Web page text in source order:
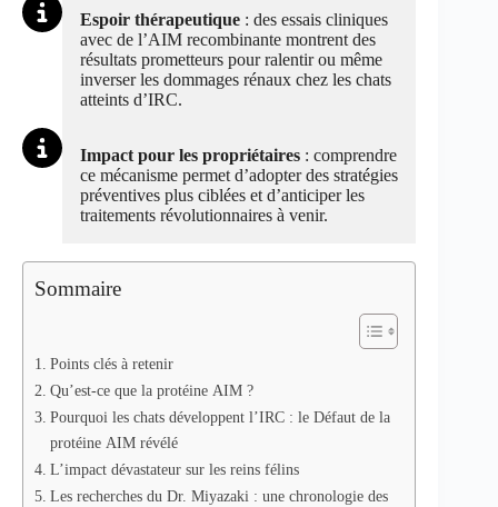
Espoir thérapeutique : des essais cliniques
avec de l’AIM recombinante montrent des
résultats prometteurs pour ralentir ou même
inverser les dommages rénaux chez les chats
atteints d’IRC.
Impact pour les propriétaires : comprendre
ce mécanisme permet d’adopter des stratégies
préventives plus ciblées et d’anticiper les
traitements révolutionnaires à venir.
Sommaire
Points clés à retenir
Qu’est-ce que la protéine AIM ?
Pourquoi les chats développent l’IRC : le Défaut de la
protéine AIM révélé
L’impact dévastateur sur les reins félins
Les recherches du Dr. Miyazaki : une chronologie des